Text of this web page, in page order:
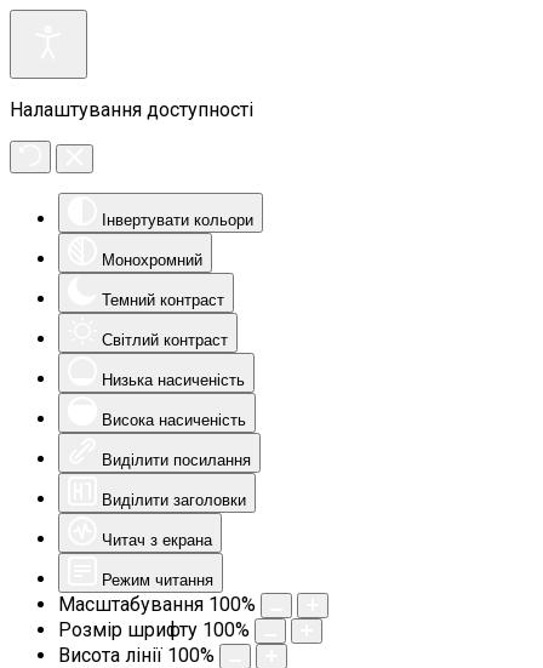
Налаштування доступності
Інвертувати кольори
Монохромний
Темний контраст
Світлий контраст
Низька насиченість
Висока насиченість
Виділити посилання
Виділити заголовки
Читач з екрана
Режим читання
Масштабування 100%
Розмір шрифту 100%
Висота лінії 100%